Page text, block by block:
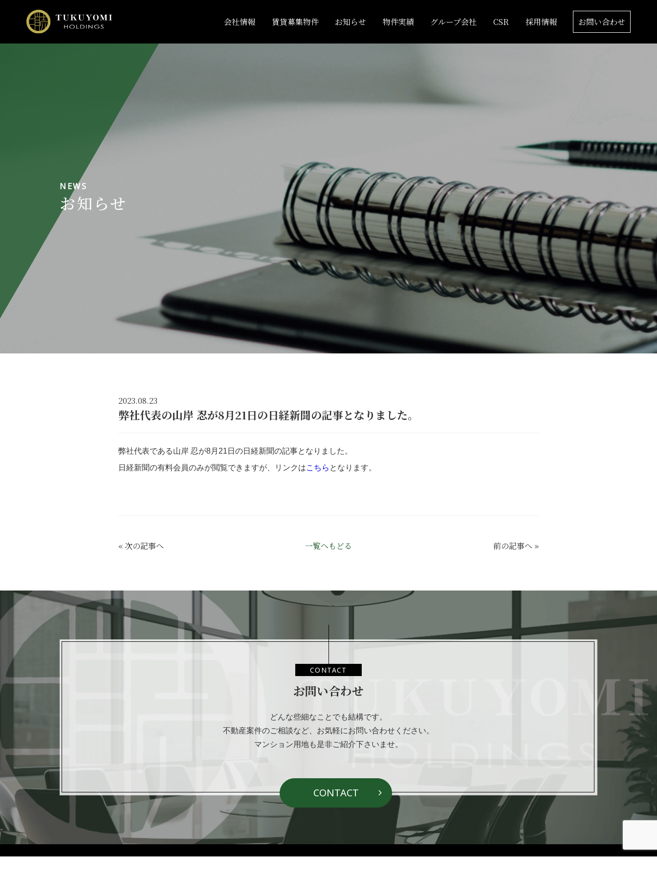
会社情報 賃貸募集物件 お知らせ 物件実績 グループ会社 CSR 採用情報 お問い合わせ
NEWS
お知らせ
2023.08.23
弊社代表の山岸 忍が8月21日の日経新聞の記事となりました。
弊社代表である山岸 忍が8月21日の日経新聞の記事となりました。
日経新聞の有料会員のみが閲覧できますが、リンクはこちら となります。
«次の記事へ 一覧へもどる 前の記事へ »
CONTACT
お問い合わせ
どんな些細なことでも結構です。
不動産案件のご相談など、 お気軽にお問い合わせください。
マンション用地も是非ご紹介下さいませ。
CONTACT